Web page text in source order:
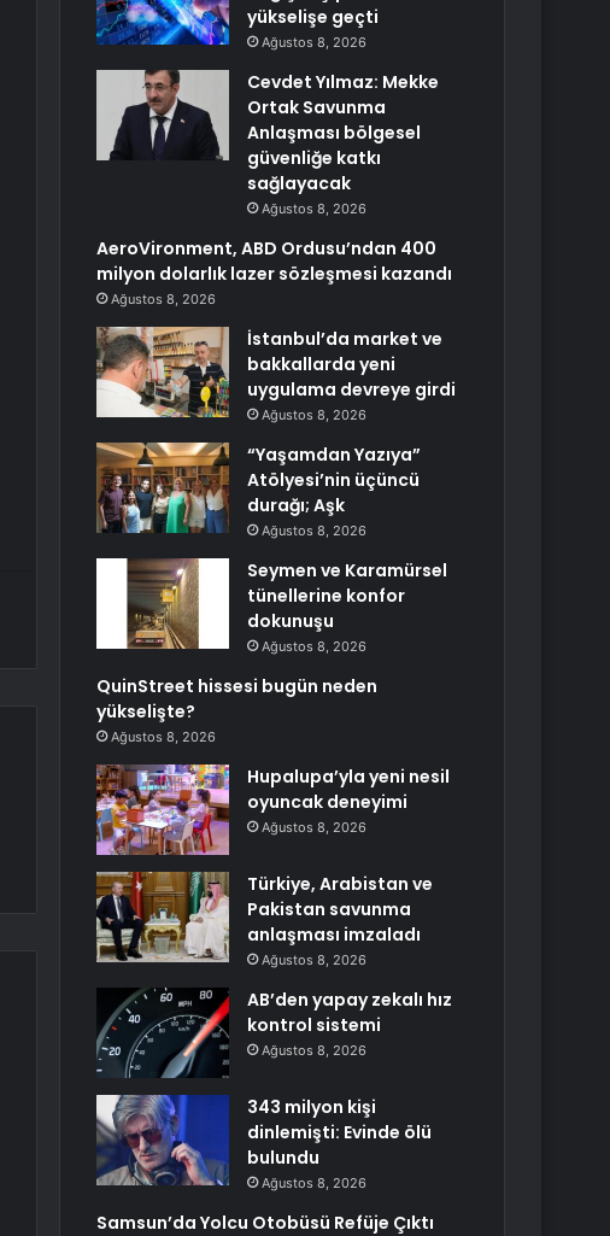
yükselişe geçti
Ağustos 8, 2026
Cevdet Yılmaz: Mekke
Ortak Savunma
Anlaşması bölgesel
güvenliğe katkı
sağlayacak
Ağustos 8, 2026
AeroVironment, ABD Ordusu’ndan 400
milyon dolarlık lazer sözleşmesi kazandı
Ağustos 8, 2026
İstanbul’da market ve
bakkallarda yeni
uygulama devreye girdi
Ağustos 8, 2026
“Yaşamdan Yazıya”
Atölyesi’nin üçüncü
durağı; Aşk
Ağustos 8, 2026
Seymen ve Karamürsel
tünellerine konfor
dokunuşu
Ağustos 8, 2026
QuinStreet hissesi bugün neden
yükselişte?
Ağustos 8, 2026
Hupalupa’yla yeni nesil
oyuncak deneyimi
Ağustos 8, 2026
Türkiye, Arabistan ve
Pakistan savunma
anlaşması imzaladı
Ağustos 8, 2026
AB’den yapay zekalı hız
kontrol sistemi
Ağustos 8, 2026
343 milyon kişi
dinlemişti: Evinde ölü
bulundu
Ağustos 8, 2026
Samsun’da Yolcu Otobüsü Refüje Çıktı